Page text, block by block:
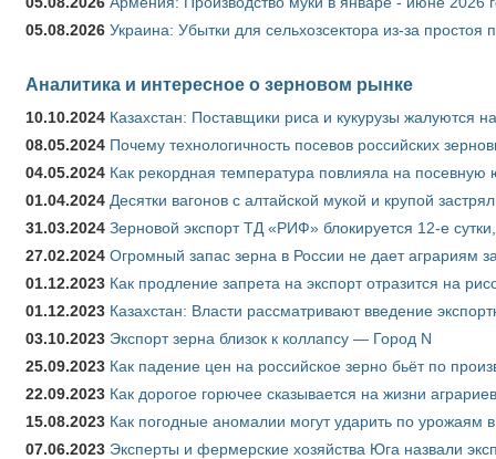
05.08.2026 Украина: Убытки для сельхозсектора из-за простоя
Аналитика и интересное о зерновом рынке
10.10.2024 Казахстан: Поставщики риса и кукурузы жалуются
08.05.2024 Почему технологичность посевов российских
04.05.2024 Как рекордная температура повлияла на
01.04.2024 Десятки вагонов с алтайской мукой и крупой
31.03.2024 Зерновой экспорт ТД «РИФ» блокируется 12-е
27.02.2024 Огромный запас зерна в России не дает аграриям
01.12.2023 Как продление запрета на экспорт отразится на
01.12.2023 Казахстан: Власти рассматривают введение
03.10.2023 Экспорт зерна близок к коллапсу — Город N
25.09.2023 Как падение цен на российское зерно бьёт по
22.09.2023 Как дорогое горючее сказывается на жизни аграриев
15.08.2023 Как погодные аномалии могут ударить по урожаям
07.06.2023 Эксперты и фермерские хозяйства Юга назвали